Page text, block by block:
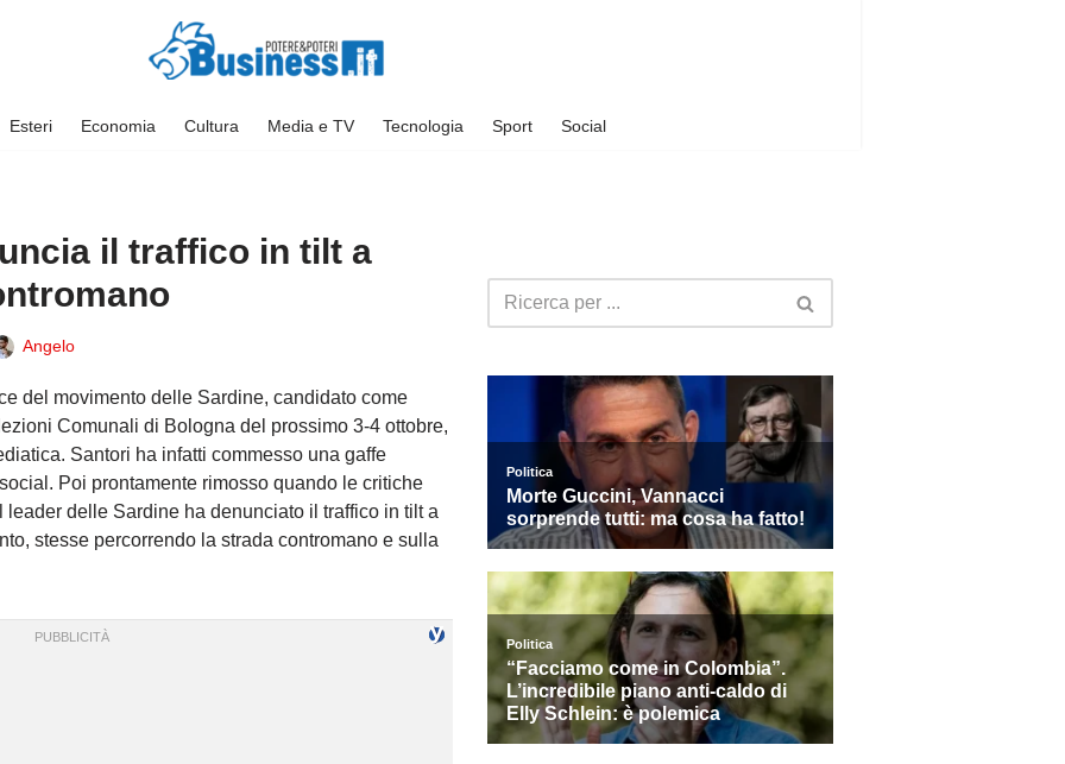
Esteri Economia Cultura Media e TV Tecnologia Sport Social
il traffico in tilt a
Angelo
del movimento delle Sardine, candidato come
Comunali di Bologna del prossimo 3-4 ottobre,
Santori ha infatti commesso una gaffe
Poi prontamente rimosso quando le critiche
delle Sardine ha denunciato il traffico in tilt a
stesse percorrendo la strada contromano e sulla